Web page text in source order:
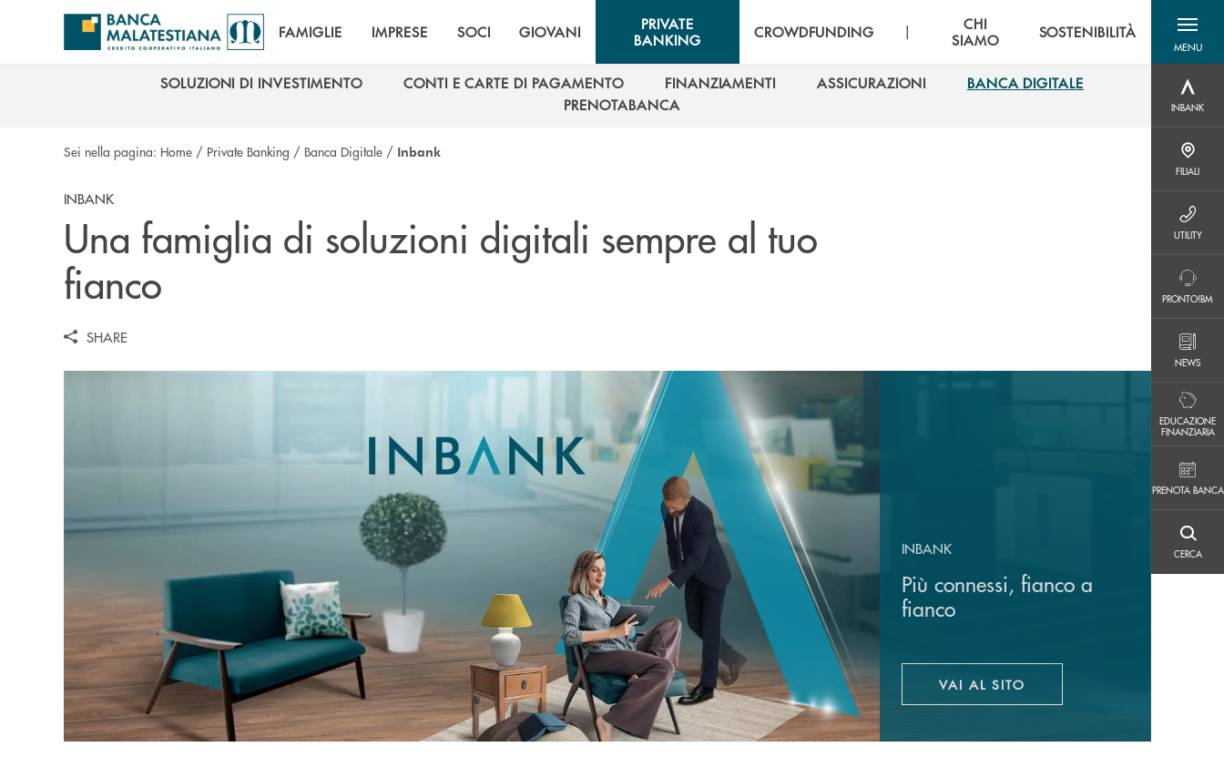
Salta al contenuto principale
FAMIGLIE IMPRESE SOCI GIOVANI
PRIVATE
BANKING
CROWDFUNDING |
CHI
SIAMO
SOSTENIBILITÀ
MENU
menu
INBANK
INBANK
FILIALI
UTILITY
PRONTO!BM
NEWS
EDUCAZIONE
FINANZIARIA
PRENOTA BANCA
CERCA
SOLUZIONI DI INVESTIMENTO
CONTI E CARTE DI PAGAMENTO
CONTI E CARTE DI PAGAMENTO
FINANZIAMENTI
FINANZIAMENTI
ASSICURAZIONI
BANCA DIGITALE
PRENOTABANCA
Sei nella pagina: Home / Private Banking / Banca Digitale / Inbank
INBANK
Una famiglia di soluzioni digitali sempre al tuo
fianco
SHARE
INBANK
Più connessi, fianco a
fianco
VAI AL SITOAPRE UNA NUOVA FINESTRA